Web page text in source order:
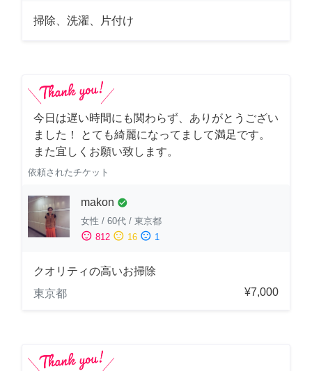
掃除、洗濯、片付け
今日は遅い時間にも関わらず、ありがとうござい
ました！ とても綺麗になってまして満足です。
また宜しくお願い致します。
依頼されたチケット
makon check_circle
女性 / 60代 / 東京都
sentiment_satisfied 812 sentiment_neutral 16 sentiment_dissatisfied 1
クオリティの高いお掃除
東京都
¥7,000